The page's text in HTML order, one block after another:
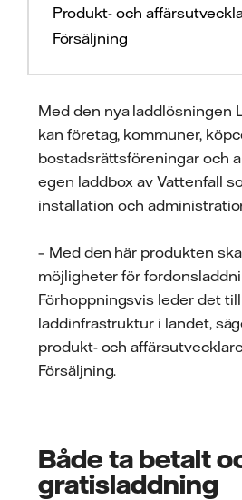
Produkt- och
Försäljning
Med den nya laddlösningen
kan företag, kommuner,
bostadsrättsföreningar och
egen laddbox av Vattenfall
installation och
– Med den här produkten
möjligheter för
Förhoppningsvis leder det
laddinfrastruktur i landet,
produkt- och
Försäljning.
Både ta betalt
gratisladdning